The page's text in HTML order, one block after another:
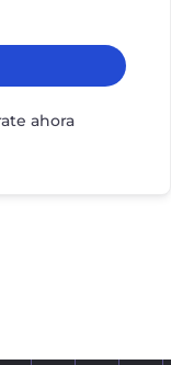
ahora